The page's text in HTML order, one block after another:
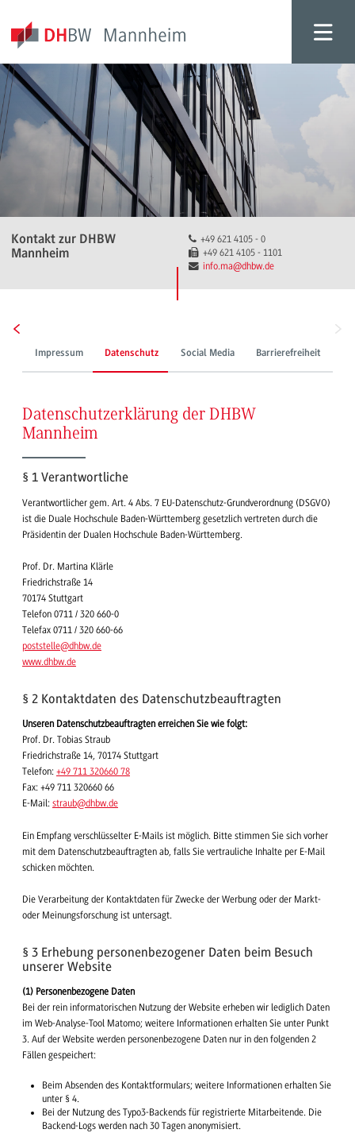
Kontakt zur DHBW
Mannheim
+49 621 4105 - 0
+49 621 4105 - 1101
info.ma@dhbw.de
Impressum Datenschutz Social Media Barrierefreiheit
Datenschutzerklärung der DHBW
Mannheim
§ 1 Verantwortliche
Verantwortlicher gem. Art. 4 Abs. 7 EU-Datenschutz-Grundverordnung (DSGVO)
ist die Duale Hochschule Baden-Württemberg gesetzlich vertreten durch die
Präsidentin der Dualen Hochschule Baden-Württemberg.
Prof. Dr. Martina Klärle
Friedrichstraße 14
70174 Stuttgart
Telefon 0711 / 320 660-0
Telefax 0711 / 320 660-66
poststelle@dhbw.de
www.dhbw.de
§ 2 Kontaktdaten des Datenschutzbeauftragten
Unseren Datenschutzbeauftragten erreichen Sie wie folgt:
Prof. Dr. Tobias Straub
Friedrichstraße 14, 70174 Stuttgart
Telefon: +49 711 320660 78
Fax: +49 711 320660 66
E-Mail: straub@dhbw.de
Ein Empfang verschlüsselter E-Mails ist möglich. Bitte stimmen Sie sich vorher
mit dem Datenschutzbeauftragten ab, falls Sie vertrauliche Inhalte per E-Mail
schicken möchten.
Die Verarbeitung der Kontaktdaten für Zwecke der Werbung oder der Markt-
oder Meinungsforschung ist untersagt.
§ 3 Erhebung personenbezogener Daten beim Besuch
unserer Website
(1) Personenbezogene Daten
Bei der rein informatorischen Nutzung der Website erheben wir lediglich Daten
im Web-Analyse-Tool Matomo; weitere Informationen erhalten Sie unter Punkt
3. Auf der Website werden personenbezogene Daten nur in den folgenden 2
Fällen gespeichert:
Beim Absenden des Kontaktformulars; weitere Informationen erhalten Sie
unter § 4.
Bei der Nutzung des Typo3-Backends für registrierte Mitarbeitende. Die
Backend-Logs werden nach 30 Tagen anonymisiert.